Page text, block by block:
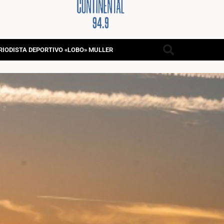
DEPORTIVO «LOBO» MULLER